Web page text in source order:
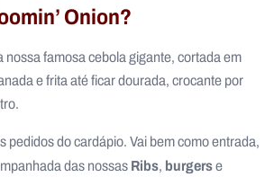
Onion?
nossa famosa cebola gigante, cortada em
e frita até ficar dourada, crocante por
pedidos do cardápio. Vai bem como entrada,
das nossasRibs, burgerse